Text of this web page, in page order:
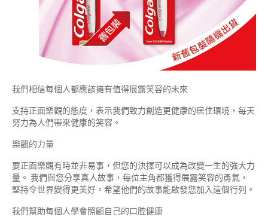
我們相信每個人都應該擁有值得展露笑容的未來
支持正面樂觀的態度，表示我們致力創造更健康的居住環境，每天
努力為人們帶來健康的笑容。
樂觀的力量
要正面樂觀有時並非易事，但您的決擇可以成為改變一生的強大力
量。 我們與您分享真人故事，每位主角都獲得展露笑容的勇氣，
堅持令世界變得更美好。希望他們的故事能啟發您加入這個行列。
我們幫助每個人學會照顧自己的口腔健康